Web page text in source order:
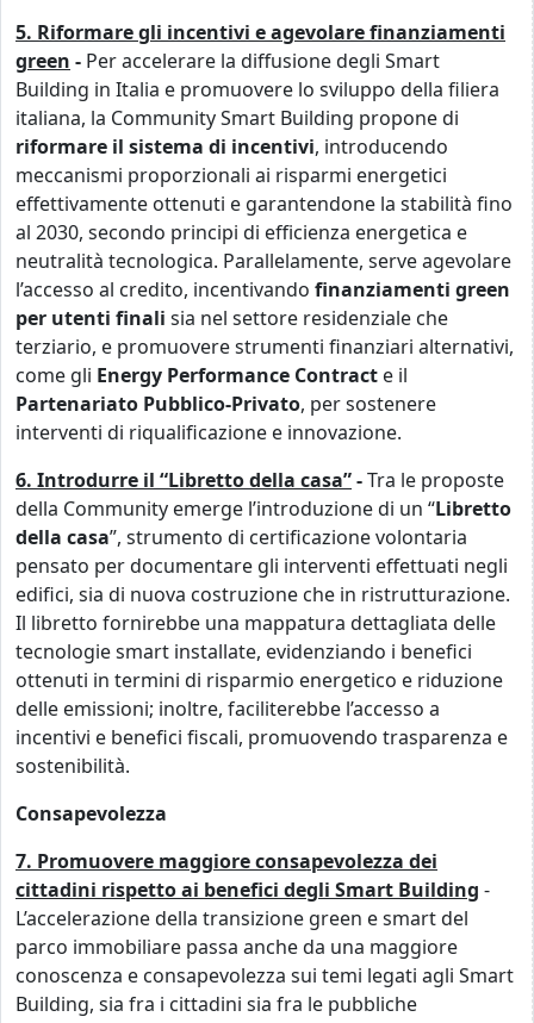
5. Riformare gli incentivi e agevolare finanziamenti
green - Per accelerare la diffusione degli Smart
Building in Italia e promuovere lo sviluppo della filiera
italiana, la Community Smart Building propone di
riformare il sistema di incentivi, introducendo
meccanismi proporzionali ai risparmi energetici
effettivamente ottenuti e garantendone la stabilità fino
al 2030, secondo principi di efficienza energetica e
neutralità tecnologica. Parallelamente, serve agevolare
l’accesso al credito, incentivando finanziamenti green
per utenti finali sia nel settore residenziale che
terziario, e promuovere strumenti finanziari alternativi,
come gli Energy Performance Contract e il
Partenariato Pubblico-Privato, per sostenere
interventi di riqualificazione e innovazione.
6. Introdurre il “Libretto della casa”-Tra le proposte
della Community emerge l’introduzione di un “Libretto
della casa”, strumento di certificazione volontaria
pensato per documentare gli interventi effettuati negli
edifici, sia di nuova costruzione che in ristrutturazione.
Il libretto fornirebbe una mappatura dettagliata delle
tecnologie smart installate, evidenziando i benefici
ottenuti in termini di risparmio energetico e riduzione
delle emissioni; inoltre, faciliterebbe l’accesso a
incentivi e benefici fiscali, promuovendo trasparenza e
sostenibilità.
Consapevolezza
7. Promuovere maggiore consapevolezza dei
cittadini rispetto ai benefici degli Smart Building -
L’accelerazione della transizione green e smart del
parco immobiliare passa anche da una maggiore
conoscenza e consapevolezza sui temi legati agli Smart
Building, sia fra i cittadini sia fra le pubbliche